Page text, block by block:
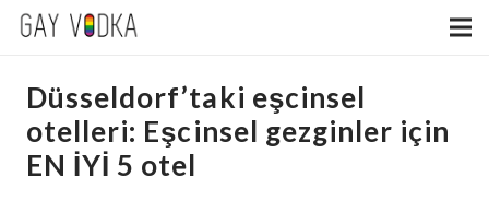
Düsseldorf’taki eşcinsel
otelleri: Eşcinsel gezginler için
EN İYİ 5 otel